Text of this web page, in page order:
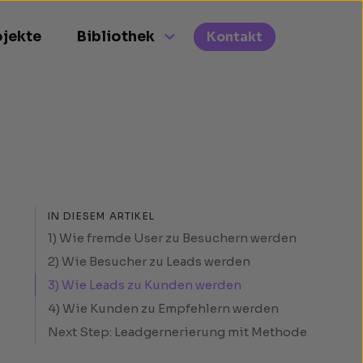
Bibliothek Kontakt
IN DIESEM ARTIKEL
1) Wie fremde User zu Besuchern werden
2) Wie Besucher zu Leads werden
3) Wie Leads zu Kunden werden
4) Wie Kunden zu Empfehlern werden
Next Step: Leadgernerierung mit Methode